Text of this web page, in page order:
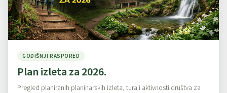
GODIŠNJI RASPORED
Plan izleta za 2026.
Pregled planiranih planinarskih izleta, tura i aktivnosti društva za